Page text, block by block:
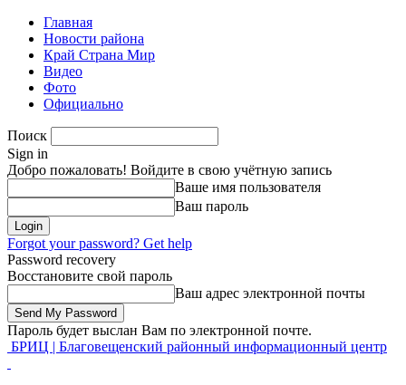
Главная
Новости района
Край Страна Мир
Видео
Фото
Официально
Поиск
Sign in
Добро пожаловать! Войдите в свою учётную запись
Ваше имя пользователя
Ваш пароль
Forgot your password? Get help
Password recovery
Восстановите свой пароль
Ваш адрес электронной почты
Пароль будет выслан Вам по электронной почте.
БРИЦ | Благовещенский районный информационный центр